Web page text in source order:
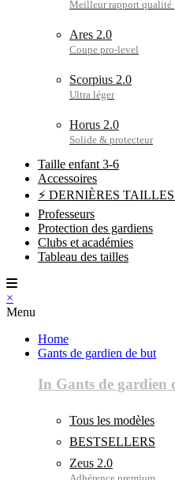
Ares 2.0
Scorpius 2.0
Horus 2.0
Taille enfant 3-6
Accessoires
⚡ DERNIÈRES
Professeurs
Protection des gardiens
Clubs et académies
Tableau des tailles
×
Menu
Home
Gants de gardien de but
In Gants de gardien
Tous les modèles
BESTSELLERS
Zeus 2.0